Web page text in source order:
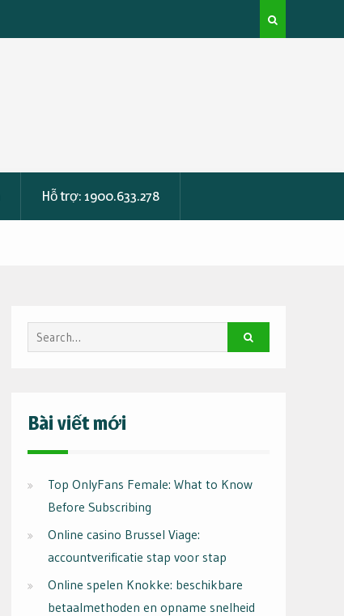
Hỗ trợ: 1900.633.278
Search
for:
Bài viết mới
Top OnlyFans Female: What to Know
Before Subscribing
Online casino Brussel Viage:
accountverificatie stap voor stap
Online spelen Knokke: beschikbare
betaalmethoden en opname snelheid